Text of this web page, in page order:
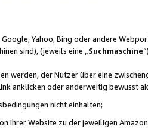
Yahoo, Bing oder andere
sind), (jeweils eine „ Suchmaschine
werden, der Nutzer über eine
anklicken oder anderweitig bewusst
nicht einhalten;
Ihrer Website zu der jeweiligen